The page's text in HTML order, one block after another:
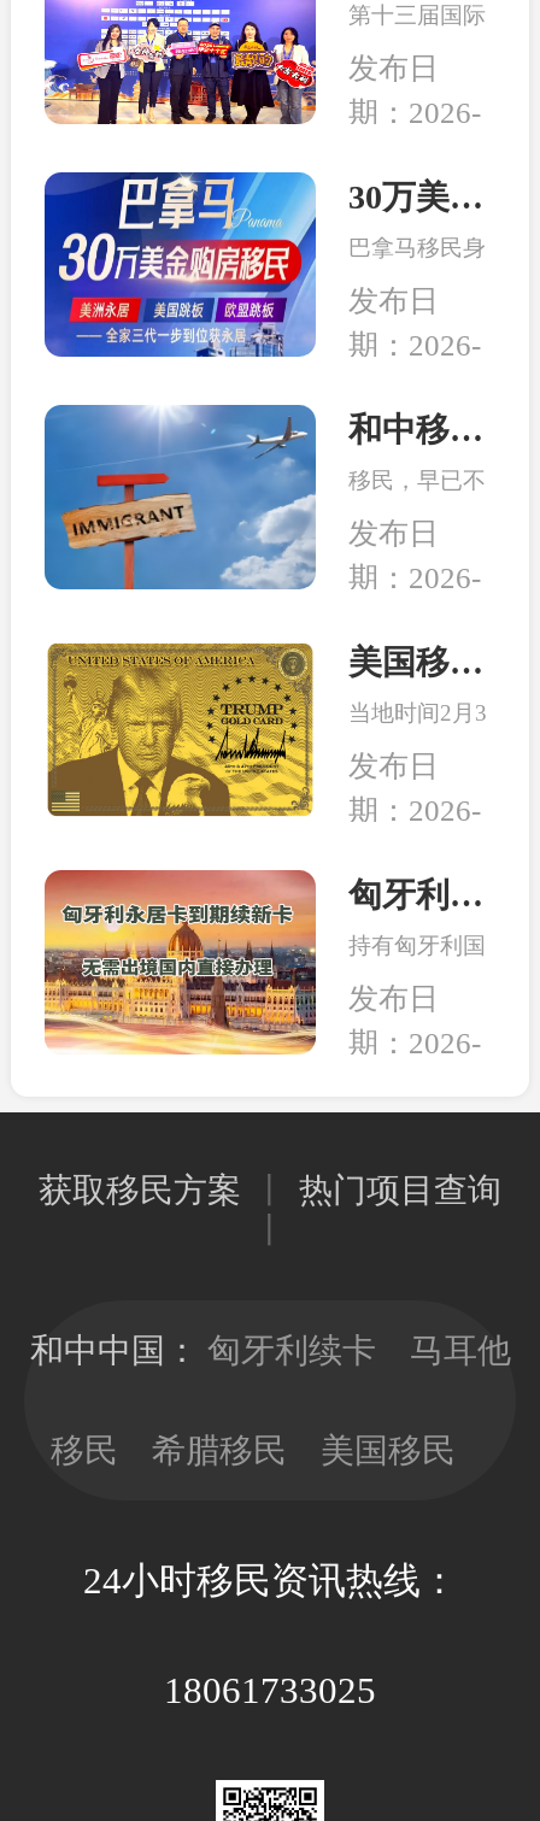
家庭萌生海外
身份规划、子
女教育、全球
生活布局等需
务行业迎来新
的发展机遇。
第十三届国际
移民及出入境
服务行业高峰
论坛在中国南
次峰会以“破
未来”为主
题，吸引了来
自全球几十个
国家的数千位
英、使领馆代
表及移民局长
在搭建一
个“交流、合
赢”的国际化
平台。
发布日
期：2026-
30万美元买房送巴拿马永居：高性价比、税务规划、入籍大揭秘！
巴拿马移民身
份开始受到很
多客户的青
睐，究其原因
性价比、宽松
良好的子女教
育、亲民的生
活成本、明确
的入籍路径
发布日
期：2026-
和中移民：2026年最适合办理移民身份的6个国家
移民，早已不
是 “我想去
哪”，而是：
这个身份能不
未来可能会面
论是为了孩子
的教育、家人
的养老，还是
出行的自由，
和未来多一层
保障，移民身
是一种工具，
能为我所用，
工具。
发布日
期：2026-
美国移民最新消息：特朗普百万金卡项目被起诉！
当地时间2月3
日，美国多家
组织和团体正
式将一纸诉状
联邦法院，起
强推的“金
卡”计划。当
前建议先行观
望，等待政策
观点是，在移
看，以免因政
本和时间成
发布日
期：2026-
匈牙利永居卡到期续签服务：全程国内办理，直接换发10年新卡
持有匈牙利国
债永居卡的家
人们有福啦！
永居卡到期换
续，可以继续
理，不用登陆
发10年有效
期；目前换新
民监的要求，
可以放心更新
约3-4个月，全
发布日
期：2026-
获取移民方案
热门项目查询
和中中国： 匈牙利续卡 马耳他
移民 希腊移民 美国移民
24小时移民资讯热线：
18061733025